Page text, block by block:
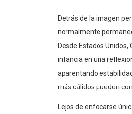
Detrás de la imagen
normalmente
Desde Estados
infancia en una
aparentando
más cálidos pueden
Lejos de enfocarse